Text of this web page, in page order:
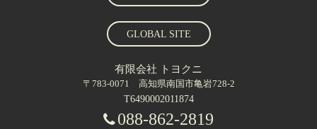
GLOBAL SITE
有限会社 トヨクニ
〒783-0071 高知県南国市亀岩728-2
T6490002011874
088-862-2819